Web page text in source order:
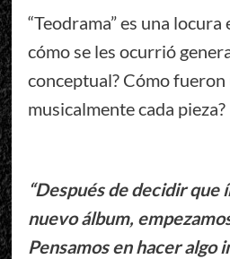
“Teodrama” es una
cómo se les ocurrió
conceptual? Cómo
musicalmente cada pieza?
“Después de decidir que
nuevo álbum,
Pensamos en hacer algo